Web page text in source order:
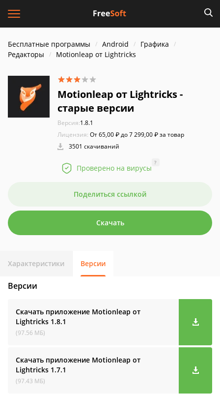
Бесплатные программы Android
Графика
Редакторы
Motionleap от Lightricks
Motionleap от Lightricks -
старые версии
Версия:1.8.1
Лицензия: От 65,00 ₽ до 7 299,00 ₽ за товар
3501 скачиваний
Проверено на вирусы
?
Поделиться ссылкой
Скачать
Характеристики Версии
Версии
Скачать приложение Motionleap от
Lightricks 1.8.1
(97.56 МБ)
Скачать приложение Motionleap от
Lightricks 1.7.1
(97.43 МБ)